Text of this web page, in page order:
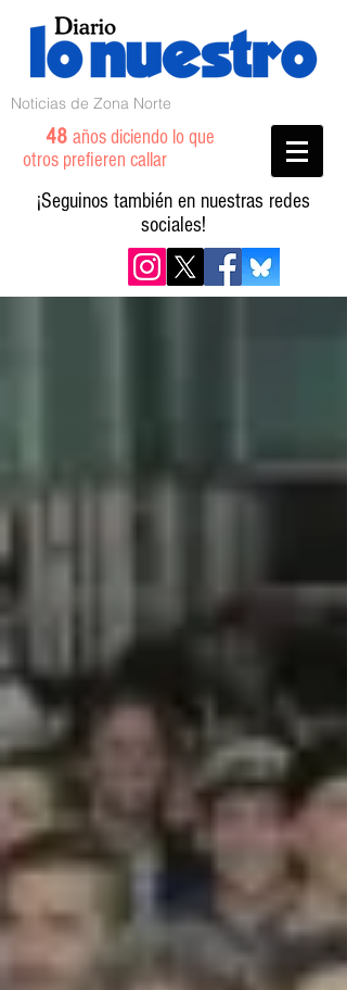
Noticias de Zona Norte
48 años diciendo lo que
otros prefieren callar
¡Seguinos también en nuestras redes
sociales!